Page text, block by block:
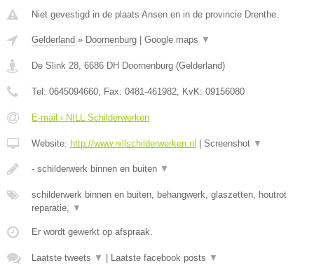
Niet gevestigd in de plaats Ansen en in de provincie Drenthe.
Gelderland » Doornenburg Google maps ▼
De Slink 28, 6686 DH Doornenburg (Gelderland)
Tel: 0645094660, Fax: 0481-461982, KvK: 09156080
E-mail › NILL Schilderwerken
Website: http://www.nillschilderwerken.nl Screenshot ▼
- schilderwerk binnen en buiten ▼
schilderwerk binnen en buiten, behangwerk, glaszetten, houtrot
reparatie, ▼
Er wordt gewerkt op afspraak.
Laatste tweets ▼ Laatste facebook posts ▼